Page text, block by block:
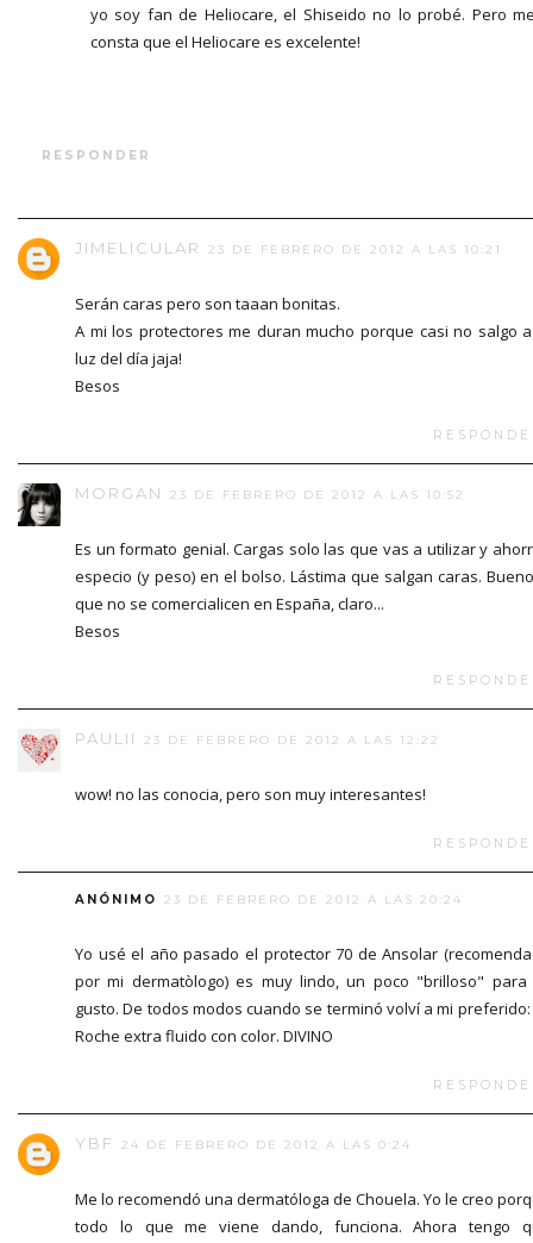
yo soy fan de Heliocare, el Shiseido no lo probé. Pero
consta que el Heliocare es excelente!
RESPONDER
JIMELICULAR 23 DE FEBRERO DE 2012 A LAS 10:21
Serán caras pero son taaan bonitas.
A mi los protectores me duran mucho porque casi no salgo
luz del día jaja!
Besos
MORGAN 23 DE FEBRERO DE 2012 A LAS 10:52
Es un formato genial. Cargas solo las que vas a utilizar y
especio (y peso) en el bolso. Lástima que salgan caras.
que no se comercialicen en España, claro...
Besos
PAULII 23 DE FEBRERO DE 2012 A LAS 12:22
wow! no las conocia, pero son muy interesantes!
ANÓNIMO 23 DE FEBRERO DE 2012 A LAS 20:24
Yo usé el año pasado el protector 70 de Ansolar
por mi dermatòlogo) es muy lindo, un poco "brilloso" para
gusto. De todos modos cuando se terminó volví a mi preferido:
Roche extra fluido con color. DIVINO
YBF 24 DE FEBRERO DE 2012 A LAS 0:24
Me lo recomendó una dermatóloga de Chouela. Yo le creo
todo lo que me viene dando, funciona. Ahora tengo